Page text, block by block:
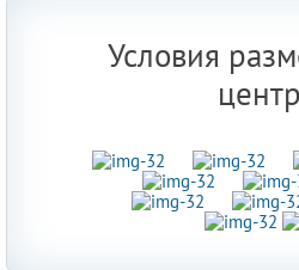
Условия